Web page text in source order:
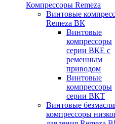
Компрессоры Remeza
Винтовые
Remeza ВК
Винтовые
компрессоры
серии ВКЕ с
ременным
приводом
Винтовые
компрессоры
серии ВКТ
Винтовые
компрессоры